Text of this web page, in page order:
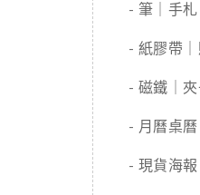
- 筆｜手札
- 紙膠帶｜
- 磁鐵｜夾
- 月曆桌曆
- 現貨海報